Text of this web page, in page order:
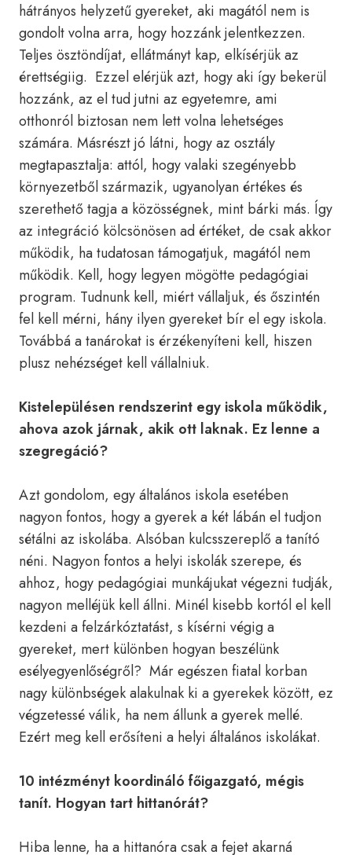
hátrányos helyzetű gyereket, aki magától nem is
gondolt volna arra, hogy hozzánk jelentkezzen.
Teljes ösztöndíjat, ellátmányt kap, elkísérjük az
érettségiig. Ezzel elérjük azt, hogy aki így bekerül
hozzánk, az el tud jutni az egyetemre, ami
otthonról biztosan nem lett volna lehetséges
számára. Másrészt jó látni, hogy az osztály
megtapasztalja: attól, hogy valaki szegényebb
környezetből származik, ugyanolyan értékes és
szerethető tagja a közösségnek, mint bárki más. Így
az integráció kölcsönösen ad értéket, de csak akkor
működik, ha tudatosan támogatjuk, magától nem
működik. Kell, hogy legyen mögötte pedagógiai
program. Tudnunk kell, miért vállaljuk, és őszintén
fel kell mérni, hány ilyen gyereket bír el egy iskola.
Továbbá a tanárokat is érzékenyíteni kell, hiszen
plusz nehézséget kell vállalniuk.
Kistelepülésen rendszerint egy iskola működik,
ahova azok járnak, akik ott laknak. Ez lenne a
szegregáció?
Azt gondolom, egy általános iskola esetében
nagyon fontos, hogy a gyerek a két lábán el tudjon
sétálni az iskolába. Alsóban kulcsszereplő a tanító
néni. Nagyon fontos a helyi iskolák szerepe, és
ahhoz, hogy pedagógiai munkájukat végezni tudják,
nagyon melléjük kell állni. Minél kisebb kortól el kell
kezdeni a felzárkóztatást, s kísérni végig a
gyereket, mert különben hogyan beszélünk
esélyegyenlőségről? Már egészen fiatal korban
nagy különbségek alakulnak ki a gyerekek között, ez
végzetessé válik, ha nem állunk a gyerek mellé.
Ezért meg kell erősíteni a helyi általános iskolákat.
10 intézményt koordináló főigazgató, mégis
tanít. Hogyan tart hittanórát?
Hiba lenne, ha a hittanóra csak a fejet akarná